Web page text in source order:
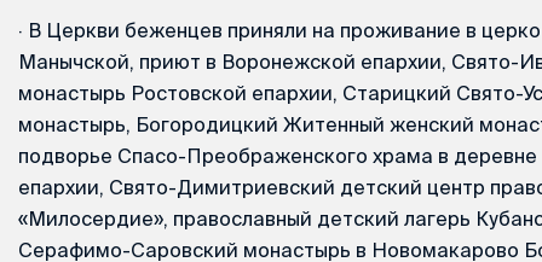
· В Церкви беженцев приняли на проживание в
Манычской, приют в Воронежской епархии, Свято-
монастырь Ростовской епархии, Старицкий Свято-
монастырь, Богородицкий Житенный женский
подворье Спасо-Преображенского храма в
епархии, Свято-Димитриевский детский центр
«Милосердие», православный детский лагерь
Серафимо-Саровский монастырь в Новомакарово